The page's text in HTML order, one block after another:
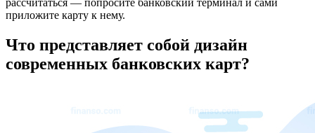
рассчитаться — попросите банковский терминал и сами
приложите карту к нему.
Что представляет собой дизайн
современных банковских карт?